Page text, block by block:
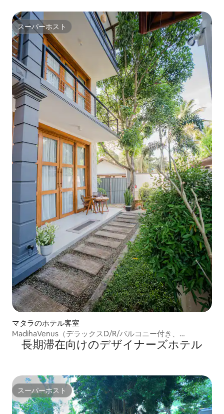
スーパーホスト
スーパーホスト
マタラのホテル客室
MadihaVenus（デラックスD/R/バルコニー付き、
Madihasurf ptまで7分）
長期滞在向⁠け⁠のデ⁠ザ⁠イ⁠ナ⁠ー⁠ズホ⁠テ⁠ル
スーパーホスト
スーパーホスト